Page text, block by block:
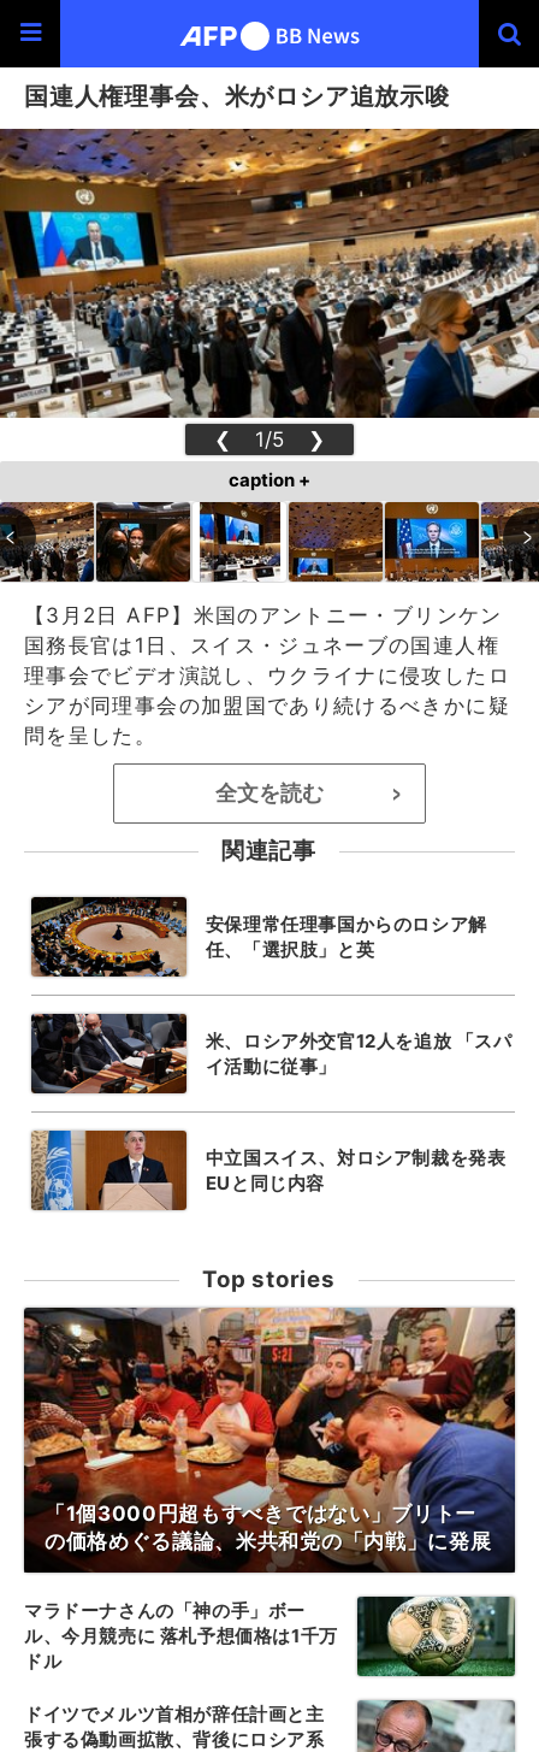
国連人権理事会、米がロシア追放示唆
❮ 1/5 ❯
caption +
【3月2日 AFP】米国のアントニー・ブリンケン
国務長官は1日、スイス・ジュネーブの国連人権
理事会でビデオ演説し、ウクライナに侵攻したロ
シアが同理事会の加盟国であり続けるべきかに疑
問を呈した。
全文を読む >
関連記事
安保理常任理事国からのロシア解
任、「選択肢」と英
米、ロシア外交官12人を追放 「スパ
イ活動に従事」
中立国スイス、対ロシア制裁を発表
EUと同じ内容
Top stories
「1個3000円超もすべきではない」ブリトー
の価格めぐる議論、米共和党の「内戦」に発展
マラドーナさんの「神の手」ボー
ル、今月競売に 落札予想価格は1千万
ドル
ドイツでメルツ首相が辞任計画と主
張する偽動画拡散、背後にロシア系